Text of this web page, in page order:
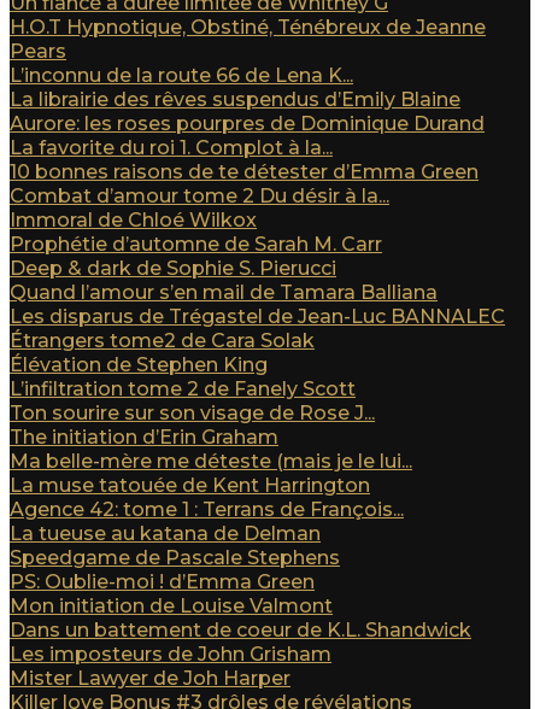
H.O.T Hypnotique, Obstiné, Ténébreux de Jeanne
Pears
L’inconnu de la route 66 de Lena K...
La librairie des rêves suspendus d’Emily Blaine
Aurore: les roses pourpres de Dominique Durand
La favorite du roi 1. Complot à la...
10 bonnes raisons de te détester d’Emma Green
Combat d’amour tome 2 Du désir à la...
Immoral de Chloé Wilkox
Prophétie d’automne de Sarah M. Carr
Deep & dark de Sophie S. Pierucci
Quand l’amour s’en mail de Tamara Balliana
Les disparus de Trégastel de Jean-Luc BANNALEC
Étrangers tome2 de Cara Solak
Élévation de Stephen King
L’infiltration tome 2 de Fanely Scott
Ton sourire sur son visage de Rose J...
The initiation d’Erin Graham
Ma belle-mère me déteste (mais je le lui...
La muse tatouée de Kent Harrington
Agence 42: tome 1 : Terrans de François...
La tueuse au katana de Delman
Speedgame de Pascale Stephens
PS: Oublie-moi ! d’Emma Green
Mon initiation de Louise Valmont
Dans un battement de coeur de K.L. Shandwick
Les imposteurs de John Grisham
Mister Lawyer de Joh Harper
Killer love Bonus #3 drôles de révélations